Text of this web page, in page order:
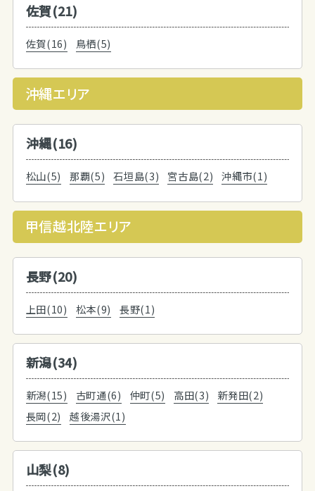
佐賀(21)
佐賀(16) 鳥栖(5)
沖縄エリア
沖縄(16)
松山(5) 那覇(5) 石垣島(3) 宮古島(2) 沖縄市(1)
甲信越北陸エリア
長野(20)
上田(10) 松本(9) 長野(1)
新潟(34)
新潟(15) 古町通(6) 仲町(5) 高田(3)
新発田(2)
長岡(2)
越後湯沢(1)
山梨(8)